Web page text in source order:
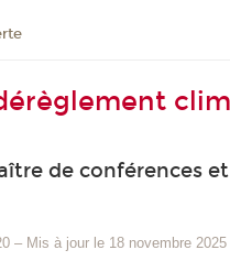
de conférences
– Mis à jour le 18 novembre 2025